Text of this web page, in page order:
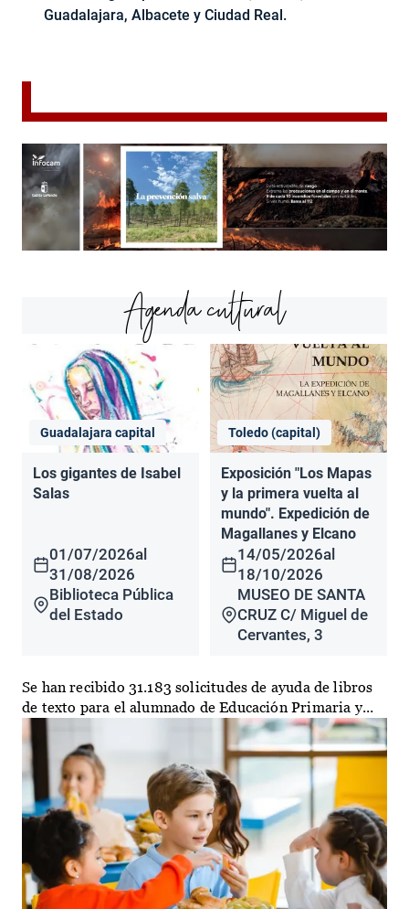
Guadalajara, Albacete y Ciudad Real.
Agenda cultural
Guadalajara capital
Los gigantes de Isabel
Salas
01/07/2026al
31/08/2026
Biblioteca Pública
del Estado
Toledo (capital)
Exposición "Los Mapas
y la primera vuelta al
mundo". Expedición de
Magallanes y Elcano
14/05/2026al
18/10/2026
MUSEO DE SANTA
CRUZ C/ Miguel de
Cervantes, 3
Se han recibido 31.183 solicitudes de ayuda de libros
de texto para el alumnado de Educación Primaria y...